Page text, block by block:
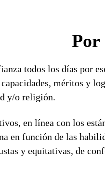
Por
todos los días por
méritos y
y/o religión.
en línea con los
en función de las
y equitativas, de